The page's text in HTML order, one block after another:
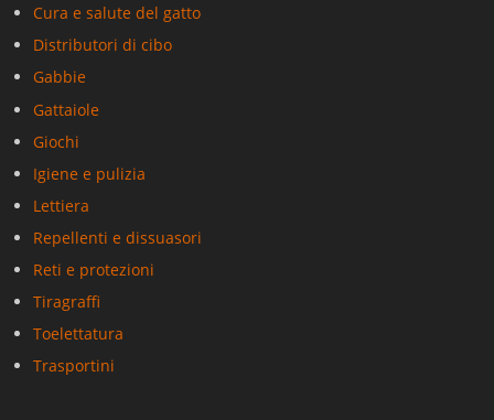
Cura e salute del gatto
Distributori di cibo
Gabbie
Gattaiole
Giochi
Igiene e pulizia
Lettiera
Repellenti e dissuasori
Reti e protezioni
Tiragraffi
Toelettatura
Trasportini